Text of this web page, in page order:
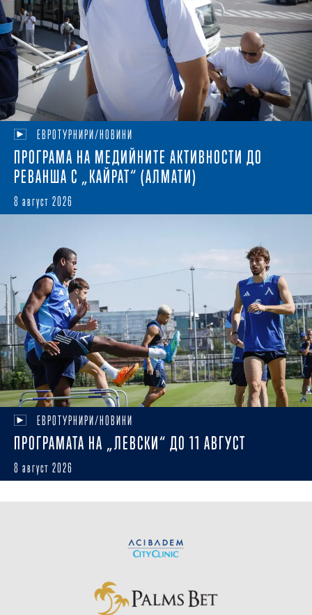
ЕВРОТУРНИРИ/НОВИНИ
ПРОГРАМА НА МЕДИЙНИТЕ АКТИВНОСТИ ДО
РЕВАНША С „КАЙРАТ“ (АЛМАТИ)
8 август 2026
ЕВРОТУРНИРИ/НОВИНИ
ПРОГРАМАТА НА „ЛЕВСКИ“ ДО 11 АВГУСТ
8 август 2026